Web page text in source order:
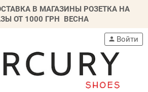
В МАГАЗИНЫ РОЗЕТКА НА
ОТ 1000 ГРН ВЕСНА
person Войти